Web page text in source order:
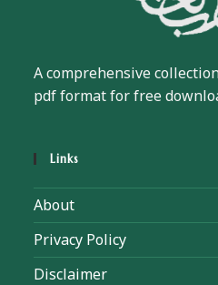
A comprehensive
pdf format for free
Links
About
Privacy Policy
Disclaimer